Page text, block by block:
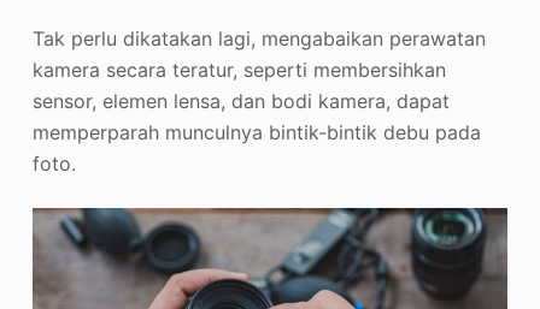
Tak perlu dikatakan lagi, mengabaikan perawatan
kamera secara teratur, seperti membersihkan
sensor, elemen lensa, dan bodi kamera, dapat
memperparah munculnya bintik-bintik debu pada
foto.